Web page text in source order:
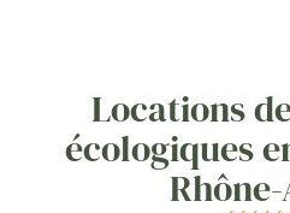
Locations
écologiques